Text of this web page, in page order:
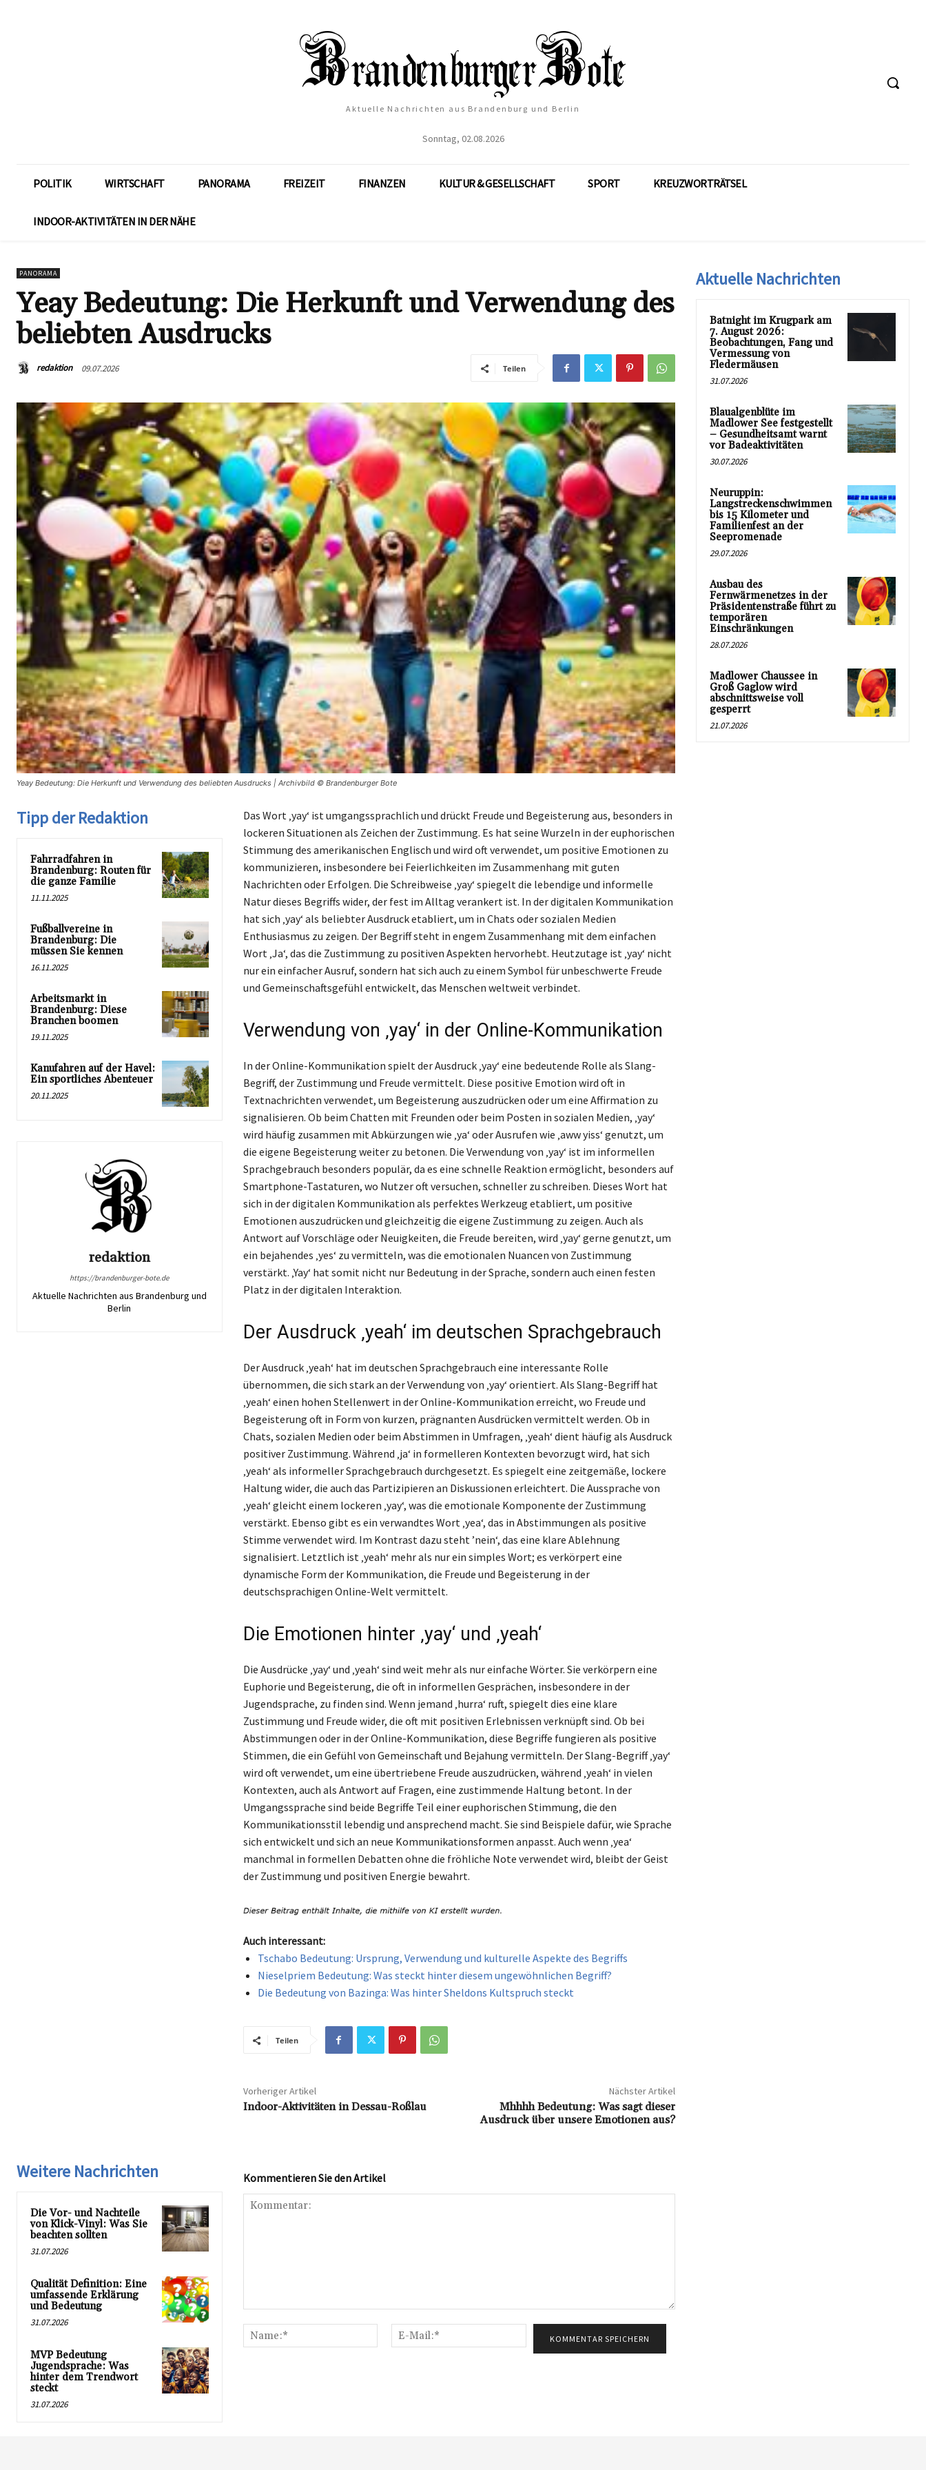
Aktuelle Nachrichten aus Brandenburg und Berlin
Sonntag, 02.08.2026
POLITIK WIRTSCHAFT PANORAMA FREIZEIT FINANZEN KULTUR & GESELLSCHAFT SPORT KREUZWORTRÄTSEL
INDOOR-AKTIVITÄTEN IN DER NÄHE
PANORAMA
Yeay Bedeutung: Die Herkunft und Verwendung des
beliebten Ausdrucks
redaktion 09.07.2026 Teilen
Yeay Bedeutung: Die Herkunft und Verwendung des beliebten Ausdrucks | Archivbild © Brandenburger Bote
Tipp der Redaktion
Fahrradfahren in
Brandenburg: Routen für
die ganze Familie
11.11.2025
Fußballvereine in
Brandenburg: Die
müssen Sie kennen
16.11.2025
Arbeitsmarkt in
Brandenburg: Diese
Branchen boomen
19.11.2025
Kanufahren auf der Havel:
Ein sportliches Abenteuer
20.11.2025
redaktion
https://brandenburger-bote.de
Aktuelle Nachrichten aus Brandenburg und
Berlin
Das Wort ‚yay‘ ist umgangssprachlich und drückt Freude und Begeisterung aus, besonders in
lockeren Situationen als Zeichen der Zustimmung. Es hat seine Wurzeln in der euphorischen
Stimmung des amerikanischen Englisch und wird oft verwendet, um positive Emotionen zu
kommunizieren, insbesondere bei Feierlichkeiten im Zusammenhang mit guten
Nachrichten oder Erfolgen. Die Schreibweise ‚yay‘ spiegelt die lebendige und informelle
Natur dieses Begriffs wider, der fest im Alltag verankert ist. In der digitalen Kommunikation
hat sich ‚yay‘ als beliebter Ausdruck etabliert, um in Chats oder sozialen Medien
Enthusiasmus zu zeigen. Der Begriff steht in engem Zusammenhang mit dem einfachen
Wort ‚Ja‘, das die Zustimmung zu positiven Aspekten hervorhebt. Heutzutage ist ‚yay‘ nicht
nur ein einfacher Ausruf, sondern hat sich auch zu einem Symbol für unbeschwerte Freude
und Gemeinschaftsgefühl entwickelt, das Menschen weltweit verbindet.
Verwendung von ‚yay‘ in der Online-Kommunikation
In der Online-Kommunikation spielt der Ausdruck ‚yay‘ eine bedeutende Rolle als Slang-
Begriff, der Zustimmung und Freude vermittelt. Diese positive Emotion wird oft in
Textnachrichten verwendet, um Begeisterung auszudrücken oder um eine Affirmation zu
signalisieren. Ob beim Chatten mit Freunden oder beim Posten in sozialen Medien, ‚yay‘
wird häufig zusammen mit Abkürzungen wie ‚ya‘ oder Ausrufen wie ‚aww yiss‘ genutzt, um
die eigene Begeisterung weiter zu betonen. Die Verwendung von ‚yay‘ ist im informellen
Sprachgebrauch besonders populär, da es eine schnelle Reaktion ermöglicht, besonders auf
Smartphone-Tastaturen, wo Nutzer oft versuchen, schneller zu schreiben. Dieses Wort hat
sich in der digitalen Kommunikation als perfektes Werkzeug etabliert, um positive
Emotionen auszudrücken und gleichzeitig die eigene Zustimmung zu zeigen. Auch als
Antwort auf Vorschläge oder Neuigkeiten, die Freude bereiten, wird ‚yay‘ gerne genutzt, um
ein bejahendes ‚yes‘ zu vermitteln, was die emotionalen Nuancen von Zustimmung
verstärkt. ‚Yay‘ hat somit nicht nur Bedeutung in der Sprache, sondern auch einen festen
Platz in der digitalen Interaktion.
Der Ausdruck ‚yeah‘ im deutschen Sprachgebrauch
Der Ausdruck ‚yeah‘ hat im deutschen Sprachgebrauch eine interessante Rolle
übernommen, die sich stark an der Verwendung von ‚yay‘ orientiert. Als Slang-Begriff hat
‚yeah‘ einen hohen Stellenwert in der Online-Kommunikation erreicht, wo Freude und
Begeisterung oft in Form von kurzen, prägnanten Ausdrücken vermittelt werden. Ob in
Chats, sozialen Medien oder beim Abstimmen in Umfragen, ‚yeah‘ dient häufig als Ausdruck
positiver Zustimmung. Während ‚ja‘ in formelleren Kontexten bevorzugt wird, hat sich
‚yeah‘ als informeller Sprachgebrauch durchgesetzt. Es spiegelt eine zeitgemäße, lockere
Haltung wider, die auch das Partizipieren an Diskussionen erleichtert. Die Aussprache von
‚yeah‘ gleicht einem lockeren ‚yay‘, was die emotionale Komponente der Zustimmung
verstärkt. Ebenso gibt es ein verwandtes Wort ‚yea‘, das in Abstimmungen als positive
Stimme verwendet wird. Im Kontrast dazu steht ’nein‘, das eine klare Ablehnung
signalisiert. Letztlich ist ‚yeah‘ mehr als nur ein simples Wort; es verkörpert eine
dynamische Form der Kommunikation, die Freude und Begeisterung in der
deutschsprachigen Online-Welt vermittelt.
Die Emotionen hinter ‚yay‘ und ‚yeah‘
Die Ausdrücke ‚yay‘ und ‚yeah‘ sind weit mehr als nur einfache Wörter. Sie verkörpern eine
Euphorie und Begeisterung, die oft in informellen Gesprächen, insbesondere in der
Jugendsprache, zu finden sind. Wenn jemand ‚hurra‘ ruft, spiegelt dies eine klare
Zustimmung und Freude wider, die oft mit positiven Erlebnissen verknüpft sind. Ob bei
Abstimmungen oder in der Online-Kommunikation, diese Begriffe fungieren als positive
Stimmen, die ein Gefühl von Gemeinschaft und Bejahung vermitteln. Der Slang-Begriff ‚yay‘
wird oft verwendet, um eine übertriebene Freude auszudrücken, während ‚yeah‘ in vielen
Kontexten, auch als Antwort auf Fragen, eine zustimmende Haltung betont. In der
Umgangssprache sind beide Begriffe Teil einer euphorischen Stimmung, die den
Kommunikationsstil lebendig und ansprechend macht. Sie sind Beispiele dafür, wie Sprache
sich entwickelt und sich an neue Kommunikationsformen anpasst. Auch wenn ‚yea‘
manchmal in formellen Debatten ohne die fröhliche Note verwendet wird, bleibt der Geist
der Zustimmung und positiven Energie bewahrt.
Auch interessant:
Tschabo Bedeutung: Ursprung, Verwendung und kulturelle Aspekte des Begriffs
Nieselpriem Bedeutung: Was steckt hinter diesem ungewöhnlichen Begriff?
Die Bedeutung von Bazinga: Was hinter Sheldons Kultspruch steckt
Teilen
Vorheriger Artikel
Indoor-Aktivitäten in Dessau-Roßlau
Nächster Artikel
Mhhhh Bedeutung: Was sagt dieser
Ausdruck über unsere Emotionen aus?
Weitere Nachrichten
Die Vor- und Nachteile
von Klick-Vinyl: Was Sie
beachten sollten
31.07.2026
Qualität Definition: Eine
umfassende Erklärung
und Bedeutung
31.07.2026
MVP Bedeutung
Jugendsprache: Was
hinter dem Trendwort
steckt
31.07.2026
Kommentieren Sie den Artikel
Name:*
Mail:*
Aktuelle Nachrichten
Batnight im Krugpark am
7. August 2026:
Beobachtungen, Fang und
Vermessung von
Fledermäusen
31.07.2026
Blaualgenblüte im
Madlower See festgestellt
– Gesundheitsamt warnt
vor Badeaktivitäten
30.07.2026
Neuruppin:
Langstreckenschwimmen
bis 15 Kilometer und
Familienfest an der
Seepromenade
29.07.2026
Ausbau des
Fernwärmenetzes in der
Präsidentenstraße führt zu
temporären
Einschränkungen
28.07.2026
Madlower Chaussee in
Groß Gaglow wird
abschnittsweise voll
gesperrt
21.07.2026